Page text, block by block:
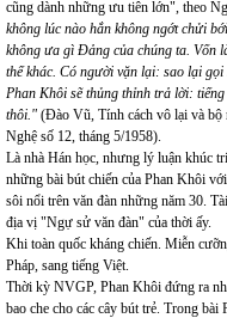
cũng dành những ưu tiên lớn", theo
không lúc nào hắn không ngớt chửi
không ưa gì Đảng của chúng ta. Vốn
thế khác. Có người vặn lại: sao lại
Phan Khôi sẽ thủng thỉnh trả lời:
thôi." (Đào Vũ, Tính cách vô lại và bộ
Nghệ số 12, tháng 5/1958).
Là nhà Hán học, nhưng lý luận khúc
những bài bút chiến của Phan Khôi
sôi nổi trên văn đàn những năm 30.
địa vị "Ngự sử văn đàn" của thời ấy.
Khi toàn quốc kháng chiến. Miễn
Pháp, sang tiếng Việt.
Thời kỳ NVGP, Phan Khôi đứng ra
bao che cho các cây bút trẻ. Trong